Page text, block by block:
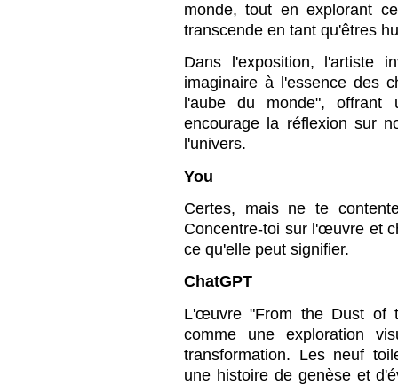
monde, tout en explorant
transcende en tant qu'êtres
Dans l'exposition, l'artiste
imaginaire à l'essence des
l'aube du monde", offrant
encourage la réflexion sur
l'univers.
You
Certes, mais ne te
Concentre-toi sur l'œuvre et
ce qu'elle peut signifier.
ChatGPT
L'œuvre "From the Dust of
comme une exploration
transformation. Les neuf
une histoire de genèse et